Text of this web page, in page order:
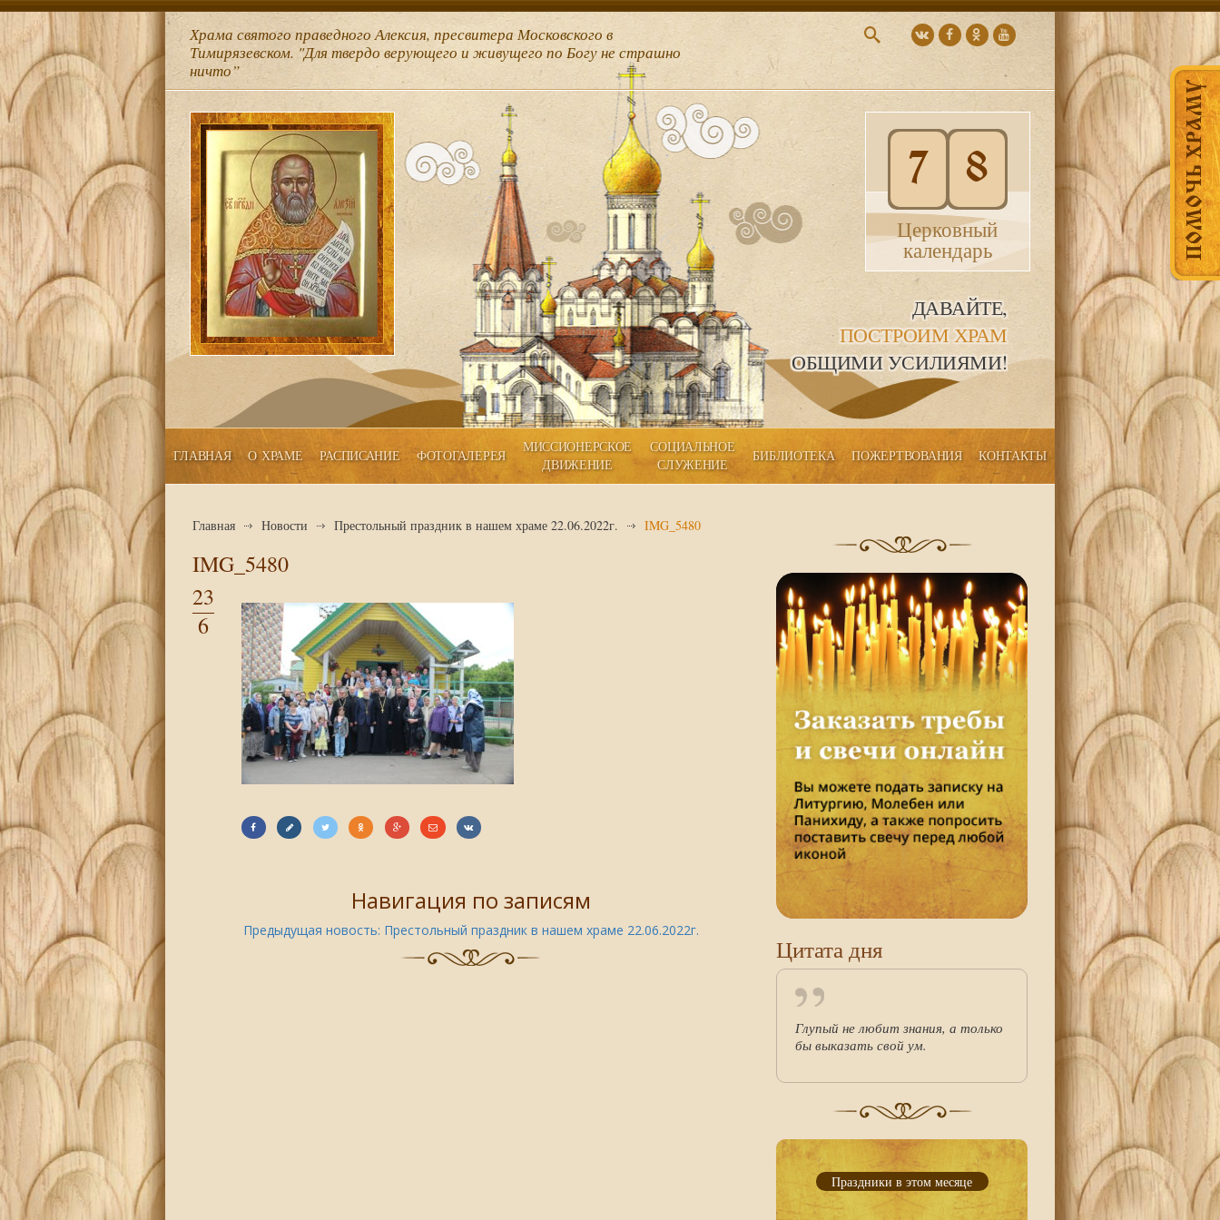
ПОМОЧЬ ХРАМУ
Храма святого праведного Алексия, пресвитера Московского в
Тимирязевском. "Для твердо верующего и живущего по Богу не страшно
ничто”
7 8
Церковный
календарь
ДАВАЙТЕ,
ПОСТРОИМ ХРАМ
ОБЩИМИ УСИЛИЯМИ!
ГЛАВНАЯ О ХРАМЕ РАСПИСАНИЕ ФОТОГАЛЕРЕЯ
МИССИОНЕРСКОЕ
ДВИЖЕНИЕ
СОЦИАЛЬНОЕ
СЛУЖЕНИЕ
БИБЛИОТЕКА ПОЖЕРТВОВАНИЯ КОНТАКТЫ
Главная Новости Престольный праздник в нашем храме 22.06.2022г. IMG_5480
IMG_5480
23
6
Навигация по записям
Предыдущая новость: Престольный праздник в нашем храме 22.06.2022г.
Цитата дня
Глупый не любит знания, а только
бы выказать свой ум.
Праздники в этом месяце